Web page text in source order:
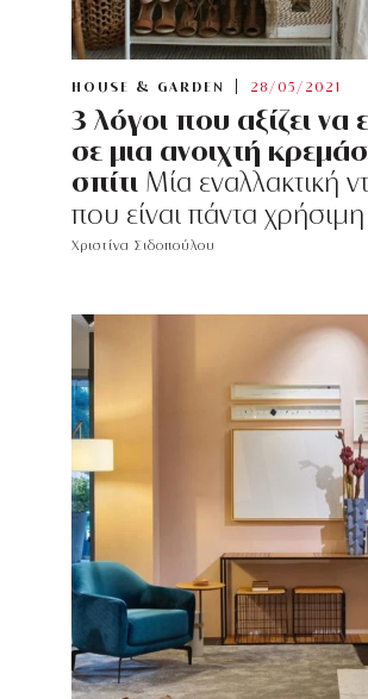
HOUSE & GARDEN 28/05/2021
3 λόγοι που αξίζει να
σε μια ανοιχτή
σπίτι Μία εναλλακτική
που είναι πάντα χρήσιμη
Χριστίνα Σιδοπούλου